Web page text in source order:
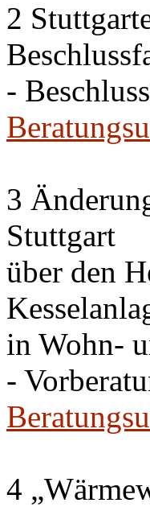
2
-
3
Stuttgart
über den
in Wohn-
-
4